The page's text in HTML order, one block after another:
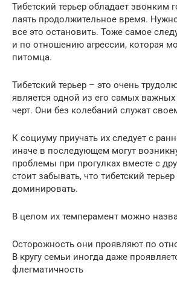
Тибетский терьер обладает звонким
лаять продолжительное время.
все это остановить. Тоже самое
и по отношению агрессии, которая
питомца.
Тибетский терьер – это очень
является одной из его самых
черт. Они без колебаний служат
К социуму приучать их следует с
иначе в последующем могут
проблемы при прогулках вместе с
стоит забывать, что тибетский
доминировать.
В целом их темперамент можно
Осторожность они проявляют по
В кругу семьи иногда даже
флегматичность